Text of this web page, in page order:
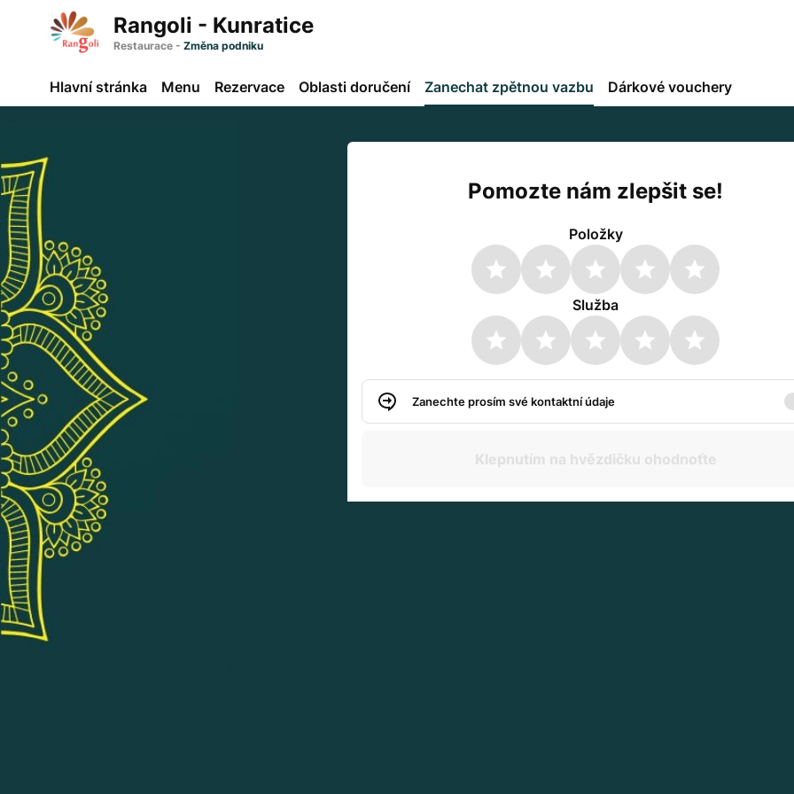
Rangoli - Kunratice
Restaurace - Změna podniku
Hlavní stránka Menu Rezervace Oblasti doručení Zanechat zpětnou vazbu Dárkové vouchery
Pomozte nám zlepšit se!
Položky
Služba
Zanechte prosím své kontaktní údaje
Klepnutím na hvězdičku ohodnoťte